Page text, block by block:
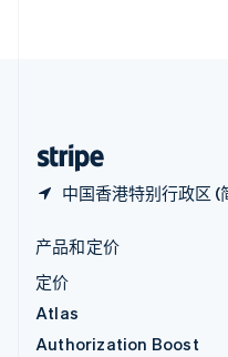
中国香港特别行政区 (
产品和定价
定价
Atlas
Authorization Boost